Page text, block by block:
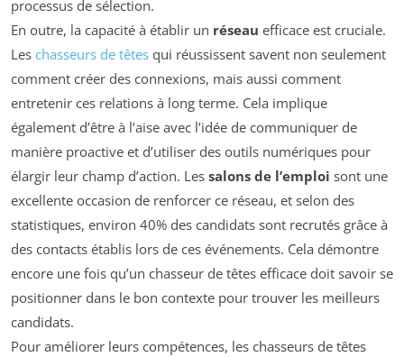
processus de sélection.
En outre, la capacité à établir un réseau efficace est cruciale.
Les chasseurs de têtes qui réussissent savent non seulement
comment créer des connexions, mais aussi comment
entretenir ces relations à long terme. Cela implique
également d’être à l’aise avec l’idée de communiquer de
manière proactive et d’utiliser des outils numériques pour
élargir leur champ d’action. Les salons de l’emploi sont une
excellente occasion de renforcer ce réseau, et selon des
statistiques, environ 40% des candidats sont recrutés grâce à
des contacts établis lors de ces événements. Cela démontre
encore une fois qu’un chasseur de têtes efficace doit savoir se
positionner dans le bon contexte pour trouver les meilleurs
candidats.
Pour améliorer leurs compétences, les chasseurs de têtes